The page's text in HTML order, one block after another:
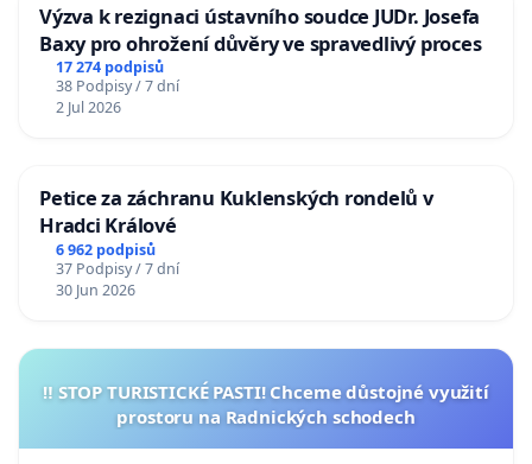
Výzva k rezignaci ústavního soudce JUDr. Josefa
Baxy pro ohrožení důvěry ve spravedlivý proces
17 274 podpisů
38 Podpisy / 7 dní
2 Jul 2026
Petice za záchranu Kuklenských rondelů v
Hradci Králové
6 962 podpisů
37 Podpisy / 7 dní
30 Jun 2026
‼️ STOP TURISTICKÉ PASTI! Chceme důstojné využití
prostoru na Radnických schodech